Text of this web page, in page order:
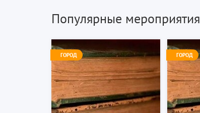
Популярные мероприятия
ГОРОД ГОРОД